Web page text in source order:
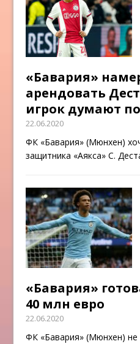
«Бавария»
арендовать
игрок думают
22.06.2020
ФК «Бавария» (Мюнхен)
защитника «Аякса» С.
«Бавария»
40 млн евро
22.06.2020
ФК «Бавария» (Мюнхен)